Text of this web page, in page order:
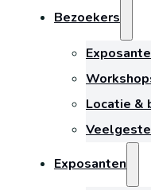
Bezoekers
Locatie &
Exposanten